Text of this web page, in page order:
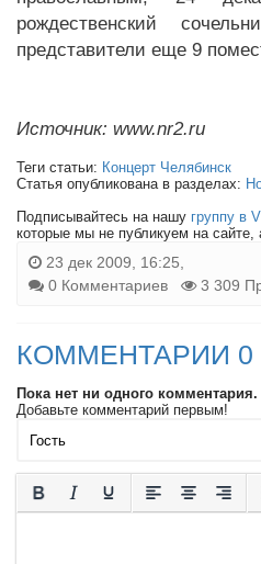
рождественский
представители еще 9
Источник: www.nr2.ru
Теги статьи: Концерт Челябинск
Статья опубликована в разделах:
Подписывайтесь на нашу группу в
которые мы не публикуем на сайте,
23 дек 2009, 16:25,
0 Комментариев
3 309
КОММЕНТАРИИ 0
Пока нет ни одного комментария.
Добавьте комментарий первым!